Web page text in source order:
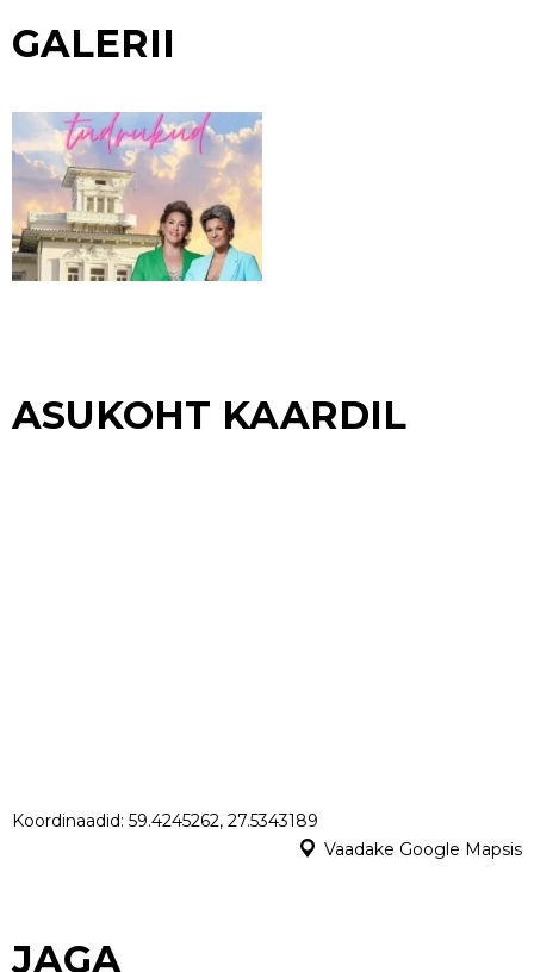
GALERII
ASUKOHT KAARDIL
Koordinaadid: 59.4245262, 27.5343189
Vaadake Google Mapsis
JAGA